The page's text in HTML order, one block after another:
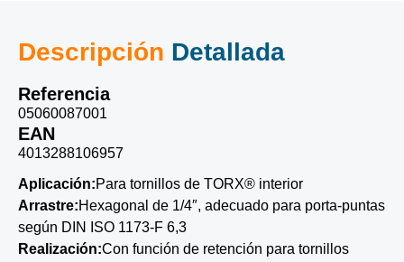
Descripción Detallada
Referencia
05060087001
EAN
4013288106957
Aplicación:Para tornillos de TORX® interior
Arrastre:Hexagonal de 1/4″, adecuado para porta-puntas
según DIN ISO 1173-F 6,3
Realización:Con función de retención para tornillos